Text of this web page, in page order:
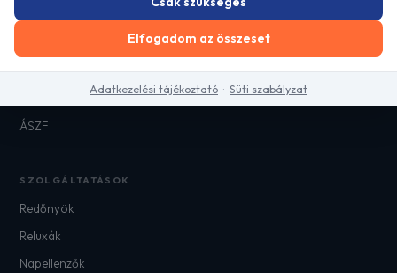
Elfogadom az összeset
Adatkezelési tájékoztató · Süti szabályzat
Referenciák
Kapcsolat
Adatkezelési tájékoztató
ÁSZF
SZOLGÁLTATÁSOK
Redőnyök
Reluxák
Napellenzők